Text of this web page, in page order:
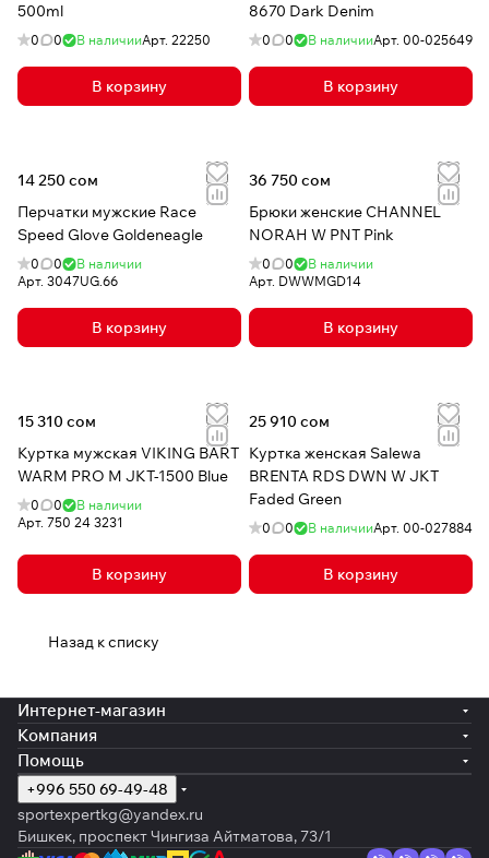
500ml
0 0 В наличииАрт. 22250
В корзину
8670 Dark Denim
0 0 В наличииАрт. 00-025649
В корзину
14 250 сом
Перчатки мужские Race
Speed Glove Goldeneagle
0 0
В наличии
Арт. 3047UG.66
В корзину
36 750 сом
Брюки женские CHANNEL
NORAH W PNT Pink
0 0
В наличии
Арт. DWWMGD14
В корзину
15 310 сом
Куртка мужская VIKING BART
WARM PRO M JKT-1500 Blue
0 0
В наличии
Арт. 750 24 3231
В корзину
25 910 сом
Куртка женская Salewa
BRENTA RDS DWN W JKT
Faded Green
0 0 В наличииАрт. 00-027884
В корзину
Назад к списку
Интернет-магазин
Компания
Помощь
+996 550 69-49-48
sportexpertkg@yandex.ru
Бишкек, проспект Чингиза Айтматова, 73/1